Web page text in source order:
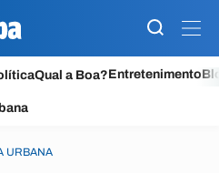
Qual a Boa?Entretenimento
URBANA